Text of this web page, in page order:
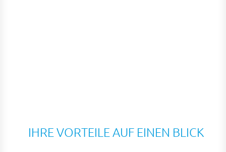
IHRE VORTEILE AUF EINEN BLICK